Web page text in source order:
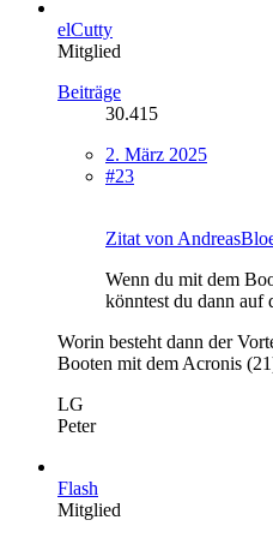
elCutty
Mitglied
Beiträge
30.415
2. März 2025
#23
Zitat von
Wenn du mit dem
könntest du dann auf
Worin besteht dann der
Booten mit dem Acronis
LG
Peter
Flash
Mitglied